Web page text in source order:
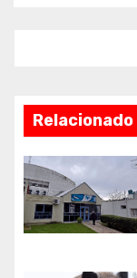
Relacionado